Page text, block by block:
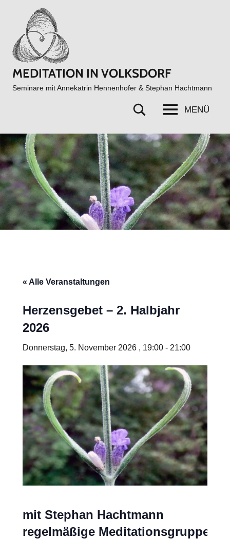
springen
MEDITATION IN VOLKSDORF
Seminare mit Annekatrin Hennenhofer & Stephan Hachtmann
MENÜ
« Alle Veranstaltungen
Herzensgebet – 2. Halbjahr
2026
Donnerstag, 5. November 2026 , 19:00 - 21:00
mit Stephan Hachtmann
regelmäßige Meditationsgruppe in